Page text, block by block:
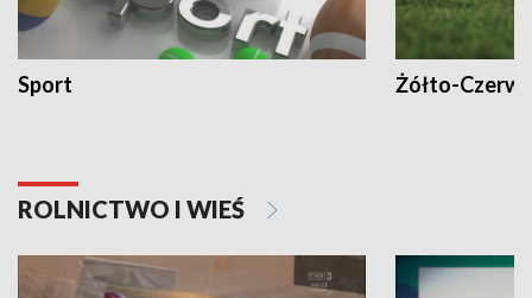
Sport Żółto-
ROLNICTWO I WIEŚ